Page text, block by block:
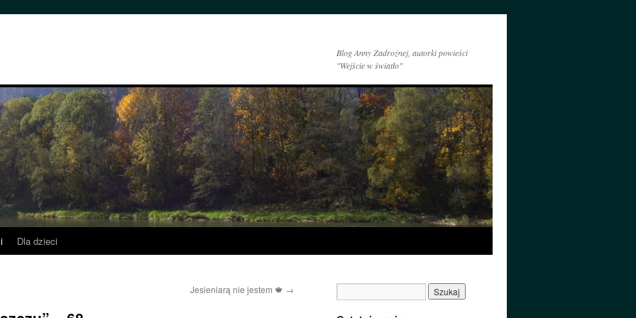
Blog Anny Zadrożnej, autorki powieści
"Wejście w światło"
Dla dzieci
Jesieniarą nie jestem 🍁 →